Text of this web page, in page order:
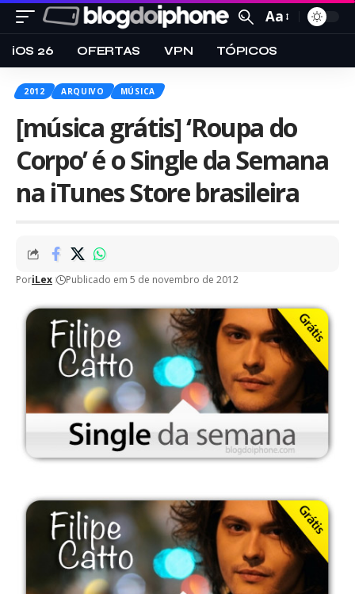
Aa
iOS 26 OFERTAS VPN TÓPICOS
2012 ARQUIVO MÚSICA
[música grátis] ‘Roupa do
Corpo’ é o Single da Semana
na iTunes Store brasileira
PoriLex Publicado em 5 de novembro de 2012